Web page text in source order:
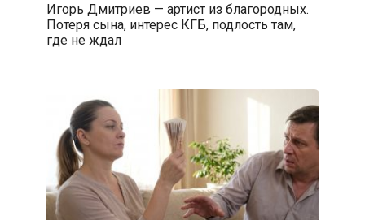
Игорь Дмитриев — артист из благородных.
Потеря сына, интерес КГБ, подлость там,
где не ждал